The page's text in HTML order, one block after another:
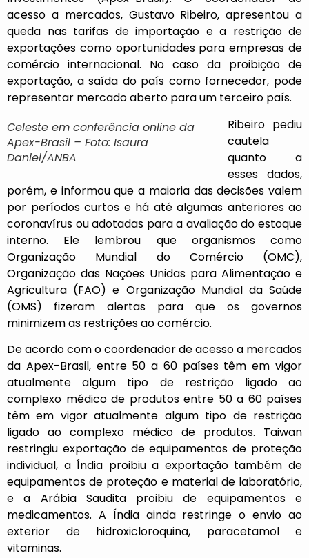
acesso a mercados, Gustavo Ribeiro, apresentou a
queda nas tarifas de importação e a restrição de
exportações como oportunidades para empresas de
comércio internacional. No caso da proibição de
exportação, a saída do país como fornecedor, pode
representar mercado aberto para um terceiro país.
Celeste em conferência online da
Apex-Brasil – Foto: Isaura
Daniel/ANBA
Ribeiro pediu
cautela
quanto a
esses dados,
porém, e informou que a maioria das decisões valem
por períodos curtos e há até algumas anteriores ao
coronavírus ou adotadas para a avaliação do estoque
interno. Ele lembrou que organismos como
Organização Mundial do Comércio (OMC),
Organização das Nações Unidas para Alimentação e
Agricultura (FAO) e Organização Mundial da Saúde
(OMS) fizeram alertas para que os governos
minimizem as restrições ao comércio.
De acordo com o coordenador de acesso a mercados
da Apex-Brasil, entre 50 a 60 países têm em vigor
atualmente algum tipo de restrição ligado ao
complexo médico de produtos entre 50 a 60 países
têm em vigor atualmente algum tipo de restrição
ligado ao complexo médico de produtos. Taiwan
restringiu exportação de equipamentos de proteção
individual, a Índia proibiu a exportação também de
equipamentos de proteção e material de laboratório,
e a Arábia Saudita proibiu de equipamentos e
medicamentos. A Índia ainda restringe o envio ao
exterior de hidroxicloroquina, paracetamol e
vitaminas.